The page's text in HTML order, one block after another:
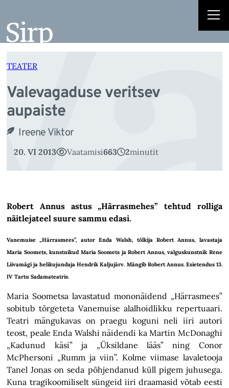
juurde
TEATER
Valevagaduse veritsev
aupaiste
Ireene Viktor
20. VI 2013 Vaatamisi663 2minutit
Robert Annus astus „Härrasmehes” tehtud rolliga
näitlejateel suure sammu edasi.
Vanemuise „Härrasmees”, autor Enda Walsh, tõlkija Robert Annus, lavastaja
Maria Soomets, kunstnikud Maria Soomets ja Robert Annus, valguskunstnik Rene
Liivamägi ja helikujundaja Hendrik Kaljujärv. Mängib Robert Annus. Esietendus 13.
IV Tartu Sadamateatris.
Maria Soometsa lavastatud mononäidend „Härrasmees”
sobitub tõrgeteta Vanemuise alalhoidlikku repertuaari.
Teatri mängukavas on praegu koguni neli iiri autori
teost, peale Enda Walshi näidendi ka Martin McDonaghi
„Kadunud käsi” ja „Üksildane lääs” ning Conor
McPhersoni „Rumm ja viin”. Kolme viimase lavaletooja
Tanel Jonas on seda põhjendanud küll pigem juhusega.
Kuna tragikoomiliselt süngeid iiri draamasid võtab eesti